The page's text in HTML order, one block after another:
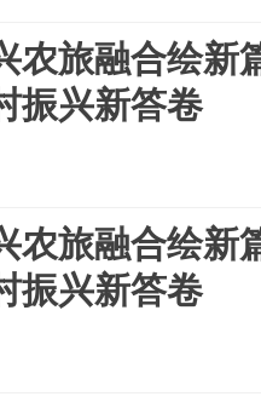
农旅融合绘
振兴新答卷
农旅融合绘
振兴新答卷